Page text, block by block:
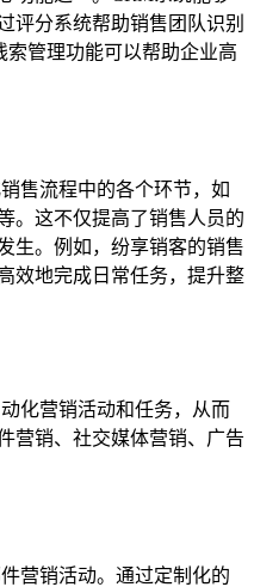
评分系统帮助销售团队识别
索管理功能可以帮助企业高
售流程中的各个环节，如
。这不仅提高了销售人员的
生。例如，纷享销客的销售
效地完成日常任务，提升整
化营销活动和任务，从而
营销、社交媒体营销、广告
营销活动。通过定制化的